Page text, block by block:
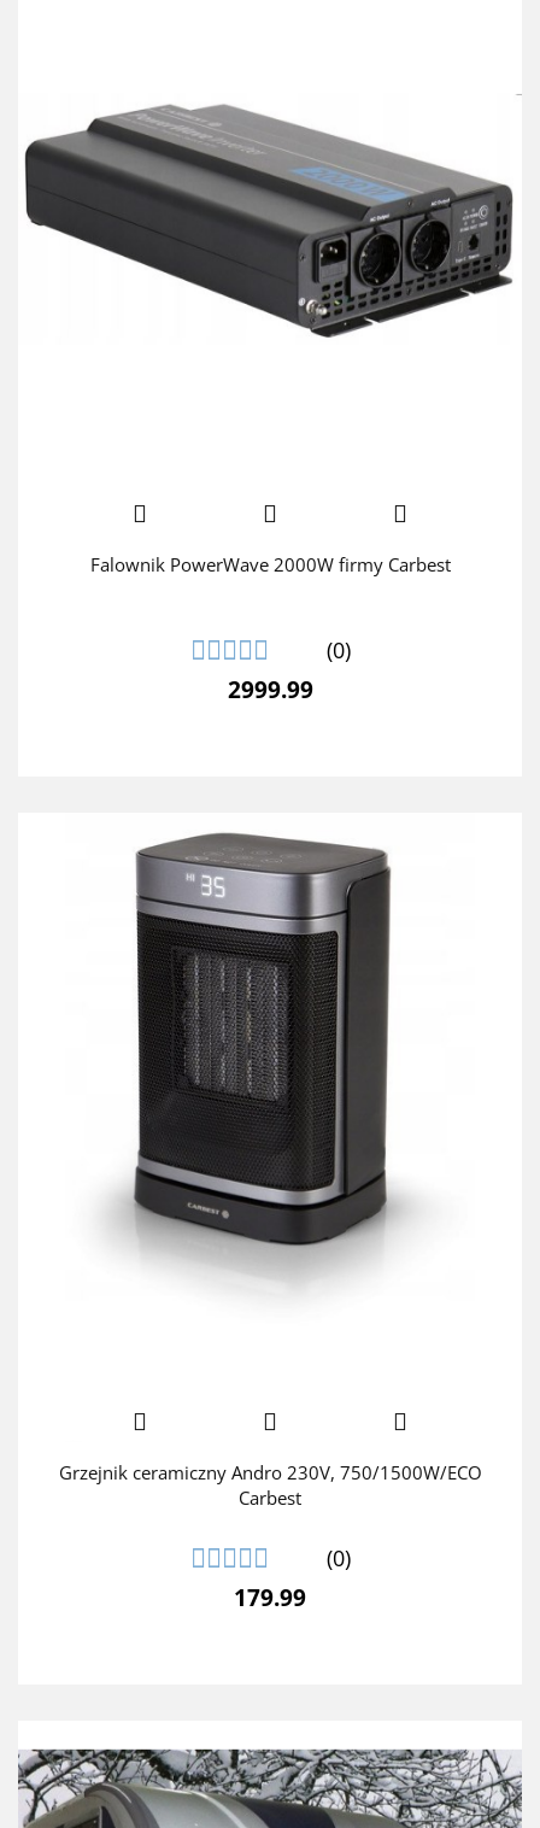
Falownik PowerWave 2000W firmy Carbest
(0)
2999.99
Grzejnik ceramiczny Andro 230V, 750/1500W/ECO
Carbest
(0)
179.99